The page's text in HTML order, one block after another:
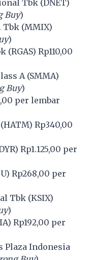
Tbk ( DNET)
Buy)
Tbk (MMIX)
)
(RGAS) Rp110,00
A (SMMA)
Buy)
per lembar
HATM) Rp340,00
) Rp1.125,00 per
) Rp268,00 per
Tbk (KSIX)
)
) Rp192,00 per
Plaza Indonesia